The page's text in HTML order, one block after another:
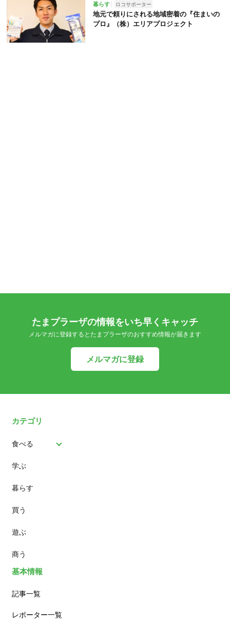
暮らす ロコサポーター
地元で頼りにされる地域密着の『住まいの
プロ』（株）エリアプロジェクト
たまプラーザの情報をいち早くキャッチ
メルマガに登録するとたまプラーザのおすすめ情報が届きます
メルマガに登録
カテゴリ
食べる
パン
スイーツ
ランチ
カフェ
学ぶ
暮らす
買う
遊ぶ
商う
基本情報
記事一覧
レポーター一覧